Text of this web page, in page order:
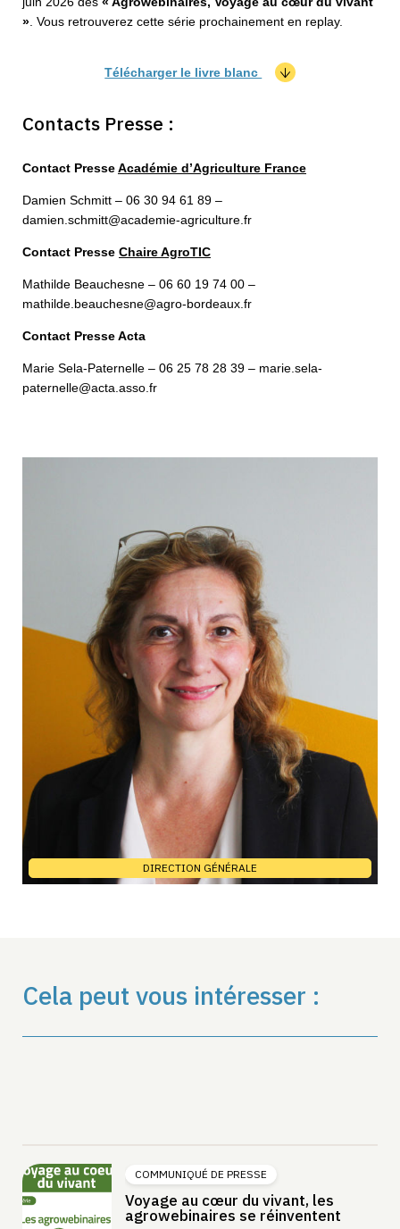
» . Vous retrouverez cette série prochainement en replay.
Télécharger le livre blanc
Contacts Presse :
Contact PresseAcadémie d’Agriculture France
Damien Schmitt – 06 30 94 61 89 –
damien.schmitt@academie-agriculture.fr
Contact Presse Chaire AgroTIC
Mathilde Beauchesne – 06 60 19 74 00 –
mathilde.beauchesne@agro-bordeaux.fr
Contact Presse Acta
Marie Sela-Paternelle – 06 25 78 28 39 – marie.sela-
paternelle@acta.asso.fr
DIRECTION GÉNÉRALE
Cela peut vous intéresser :
COMMUNIQUÉ DE PRESSE
Voyage au cœur du vivant, les
agrowebinaires se réinventent